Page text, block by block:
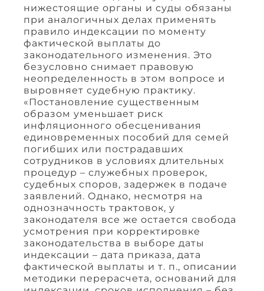
нижестоящие органы и суды обязаны
при аналогичных делах применять
правило индексации по моменту
фактической выплаты до
законодательного изменения. Это
безусловно снимает правовую
неопределенность в этом вопросе и
выровняет судебную практику.
«Постановление существенным
образом уменьшает риск
инфляционного обесценивания
единовременных пособий для семей
погибших или пострадавших
сотрудников в условиях длительных
процедур – служебных проверок,
судебных споров, задержек в подаче
заявлений. Однако, несмотря на
однозначность трактовок, у
законодателя все же остается свобода
усмотрения при корректировке
законодательства в выборе даты
индексации – дата приказа, дата
фактической выплаты и т. п., описании
методики перерасчета, оснований для